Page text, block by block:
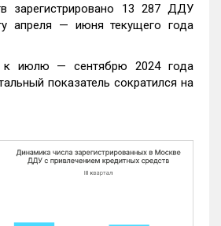
зарегистрировано 13 287 ДДУ
апреля — июня текущего года
июлю — сентябрю 2024 года
показатель сократился на